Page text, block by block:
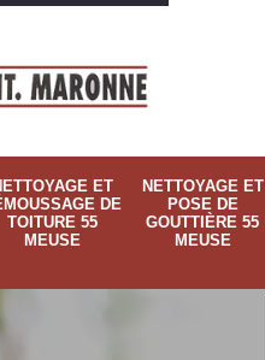
ET
DE
TOITURE 55
MEUSE
NETTOYAGE ET
POSE DE
GOUTTIÈRE 55
MEUSE